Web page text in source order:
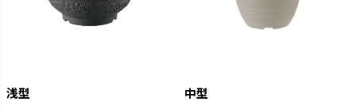
浅型 中型